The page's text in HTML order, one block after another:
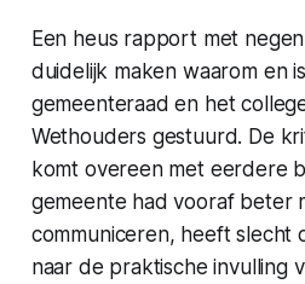
Een heus rapport met
duidelijk maken waarom en
gemeenteraad en het
Wethouders gestuurd. De
komt overeen met eerdere
gemeente had vooraf beter
communiceren, heeft slecht
naar de praktische invulling